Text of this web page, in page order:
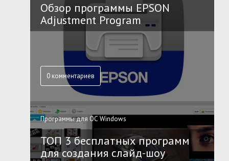
Обзор программы EPSON
Adjustment Program
0 комментариев
Программы для ОС Windows
ТОП 3 бесплатных программ
для создания слайд-шоу